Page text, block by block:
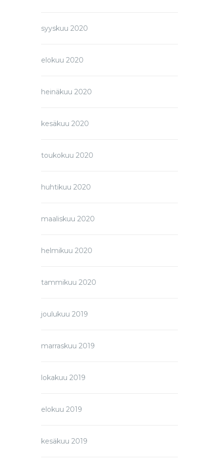
syyskuu 2020
elokuu 2020
heinäkuu 2020
kesäkuu 2020
toukokuu 2020
huhtikuu 2020
maaliskuu 2020
helmikuu 2020
tammikuu 2020
joulukuu 2019
marraskuu 2019
lokakuu 2019
elokuu 2019
kesäkuu 2019